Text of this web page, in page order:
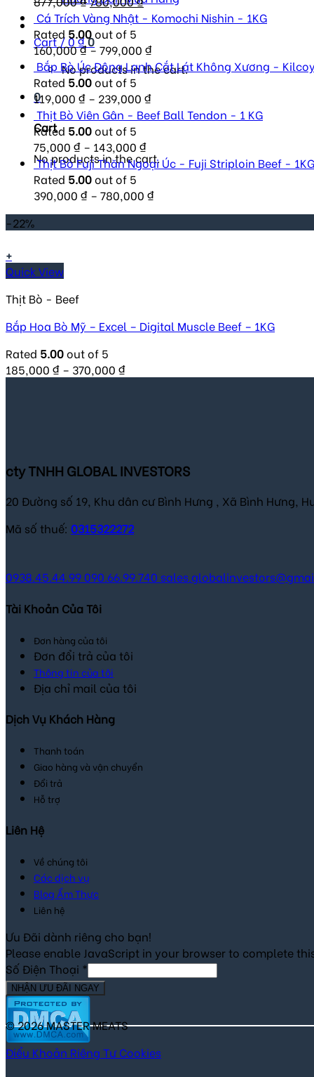
Cart /0₫0
No products in the cart.
0
Cart
No products in the cart.
price
was:
877,000 ₫.
price
780,000 ₫.
Cá Trích Vàng Nhật - Komochi Nishin - 1KG
Rated 5.00out of 5
160,000₫– 799,000 ₫
Bắp Bò Úc Đông Lạnh Cắt Lát Không Xương -
Rated 5.00out of 5
119,000 ₫ – 239,000 ₫
Thịt Bò Viên Gân - Beef Ball Tendon - 1 KG
Rated 5.00out of 5
75,000 ₫ – 143,000 ₫
Thịt Bò Fuji Thăn Ngoại Úc - Fuji Striploin Beef - 1KG
Rated 5.00out of 5
390,000 ₫ – 780,000 ₫
-22%
+
Quick View
Thịt Bò - Beef
Bắp Hoa Bò Mỹ – Excel – Digital Muscle Beef – 1KG
Rated 5.00out of 5
185,000 ₫ – 370,000 ₫
cty TNHH GLOBAL INVESTORS
20 Đường số 19, Khu dân cư Bình Hưng , Xã Bình Hưng,
Mã số thuế: 0315322272
0938.45.44.99090.66.99.740
Tài Khoản Của Tôi
Đơn hàng của tôi
Đơn đổi trả của tôi
Thông tin của tôi
Địa chỉ mail của tôi
Dịch Vụ Khách Hàng
Thanh toán
Giao hàng và vận chuyển
Đổi trả
Hỗ trợ
Liên Hệ
Về chúng tôi
Các dịch vụ
Blog Ẩm Thực
Liên hệ
Ưu Đãi dành riêng cho bạn!
Please enable JavaScript in your browser to complete
Số Điện Thoại *
NHẬN ƯU ĐÃI NGAY
© 2026 MASTER MEATS
Điểu Khoản Riêng Tư Cookies